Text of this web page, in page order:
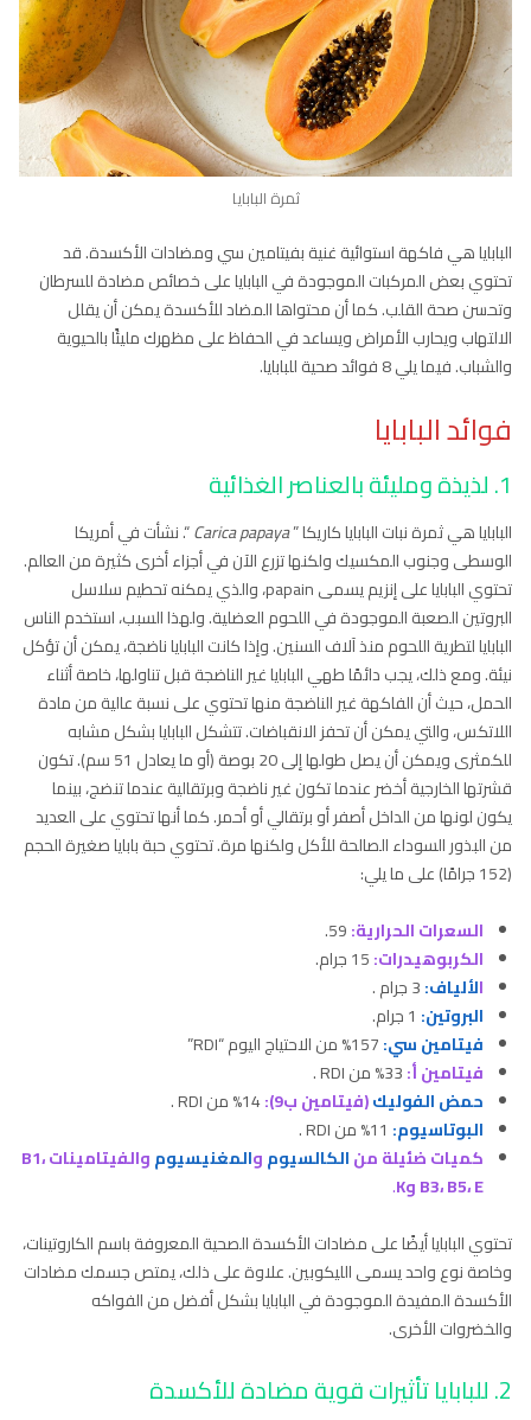
ثمرة البابايا
البابايا هي فاكهة استوائية غنية بفيتامين سي ومضادات الأكسدة. قد
تحتوي بعض المركبات الموجودة في البابايا على خصائص مضادة للسرطان
وتحسن صحة القلب. كما أن محتواها المضاد للأكسدة يمكن أن يقلل
الالتهاب ويحارب الأمراض ويساعد في الحفاظ على مظهرك مليئًا بالحيوية
والشباب. فيما يلي 8 فوائد صحية للبابايا.
فوائد البابايا
1. لذيذة ومليئة بالعناصر الغذائية
البابايا هي ثمرة نبات البابايا كاريكا ”Carica papaya“. نشأت في أمريكا
الوسطى وجنوب المكسيك ولكنها تزرع الآن في أجزاء أخرى كثيرة من العالم.
تحتوي البابايا على إنزيم يسمى papain، والذي يمكنه تحطيم سلاسل
البروتين الصعبة الموجودة في اللحوم العضلية. ولهذا السبب، استخدم الناس
البابايا لتطرية اللحوم منذ آلاف السنين. وإذا كانت البابايا ناضجة، يمكن أن تؤكل
نيئة. ومع ذلك، يجب دائمًا طهي البابايا غير الناضجة قبل تناولها، خاصة أثناء
الحمل، حيث أن الفاكهة غير الناضجة منها تحتوي على نسبة عالية من مادة
اللاتكس، والتي يمكن أن تحفز الانقباضات. تتشكل البابايا بشكل مشابه
للكمثرى ويمكن أن يصل طولها إلى 20 بوصة (أو ما يعادل 51 سم). تكون
قشرتها الخارجية أخضر عندما تكون غير ناضجة وبرتقالية عندما تنضج، بينما
يكون لونها من الداخل أصفر أو برتقالي أو أحمر. كما أنها تحتوي على العديد
من البذور السوداء الصالحة للأكل ولكنها مرة. تحتوي حبة بابايا صغيرة الحجم
(152 جرامًا) على ما يلي:
السعرات الحرارية:
الكربوهيدرات:
الألياف:
البروتين:
فيتامين سي:
فيتامين أ:
حمض الفوليك(فيتامين ب9):
البوتاسيوم:
كميات ضئيلة منالكالسيوموالمغنيسيوم
والفيتامينات B1،
B3، B5، E وK
.
تحتوي البابايا أيضًا على مضادات الأكسدة الصحية المعروفة باسم الكاروتينات،
وخاصة نوع واحد يسمى الليكوبين. علاوة على ذلك، يمتص جسمك مضادات
الأكسدة المفيدة الموجودة في البابايا بشكل أفضل من الفواكه
والخضروات الأخرى.
2. للبابايا تأثيرات قوية مضادة للأكسدة